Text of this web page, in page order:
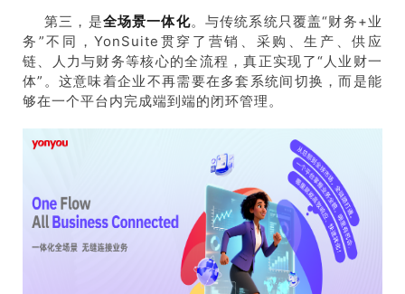
第三，是全场景一体化。与传统系统只覆盖“财务+业
务”不同，YonSuite贯穿了营销、采购、生产、供应
链、人力与财务等核心的全流程，真正实现了“人业财一
体”。这意味着企业不再需要在多套系统间切换，而是能
够在一个平台内完成端到端的闭环管理。